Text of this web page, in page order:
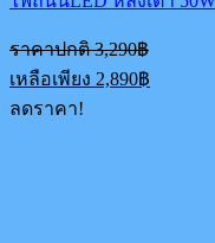
ราคาปกติ3,290฿
was:
เหลือเพียง 2,890฿
price
ลดราคา!